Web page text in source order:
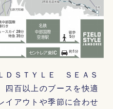
ＤＳＴＹＬＥ ＳＥＡＳ
四百以上のブースを快適
イアウトや季節に合わせ